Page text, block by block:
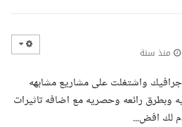
منذ سنة
واشتغلت على مشاريع مشابهه
وبطرق رائعه وحصريه مع اضافه تاثيرات
لك افض...